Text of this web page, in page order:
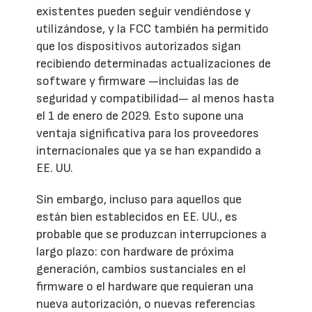
existentes pueden seguir vendiéndose y
utilizándose, y la FCC también ha permitido
que los dispositivos autorizados sigan
recibiendo determinadas actualizaciones de
software y firmware —incluidas las de
seguridad y compatibilidad— al menos hasta
el 1 de enero de 2029. Esto supone una
ventaja significativa para los proveedores
internacionales que ya se han expandido a
EE. UU.
Sin embargo, incluso para aquellos que
están bien establecidos en EE. UU., es
probable que se produzcan interrupciones a
largo plazo: con hardware de próxima
generación, cambios sustanciales en el
firmware o el hardware que requieran una
nueva autorización, o nuevas referencias